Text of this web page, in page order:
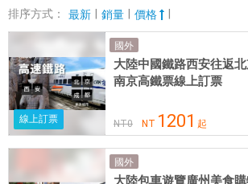
各
實
體
可
排序方式：
最新 銷量 價格
線上訂票
國外
大陸中國鐵路西安往返
南京高鐵票線上訂票
NT0 NT 1201 起
國外
大陸包車遊覽廣州美食